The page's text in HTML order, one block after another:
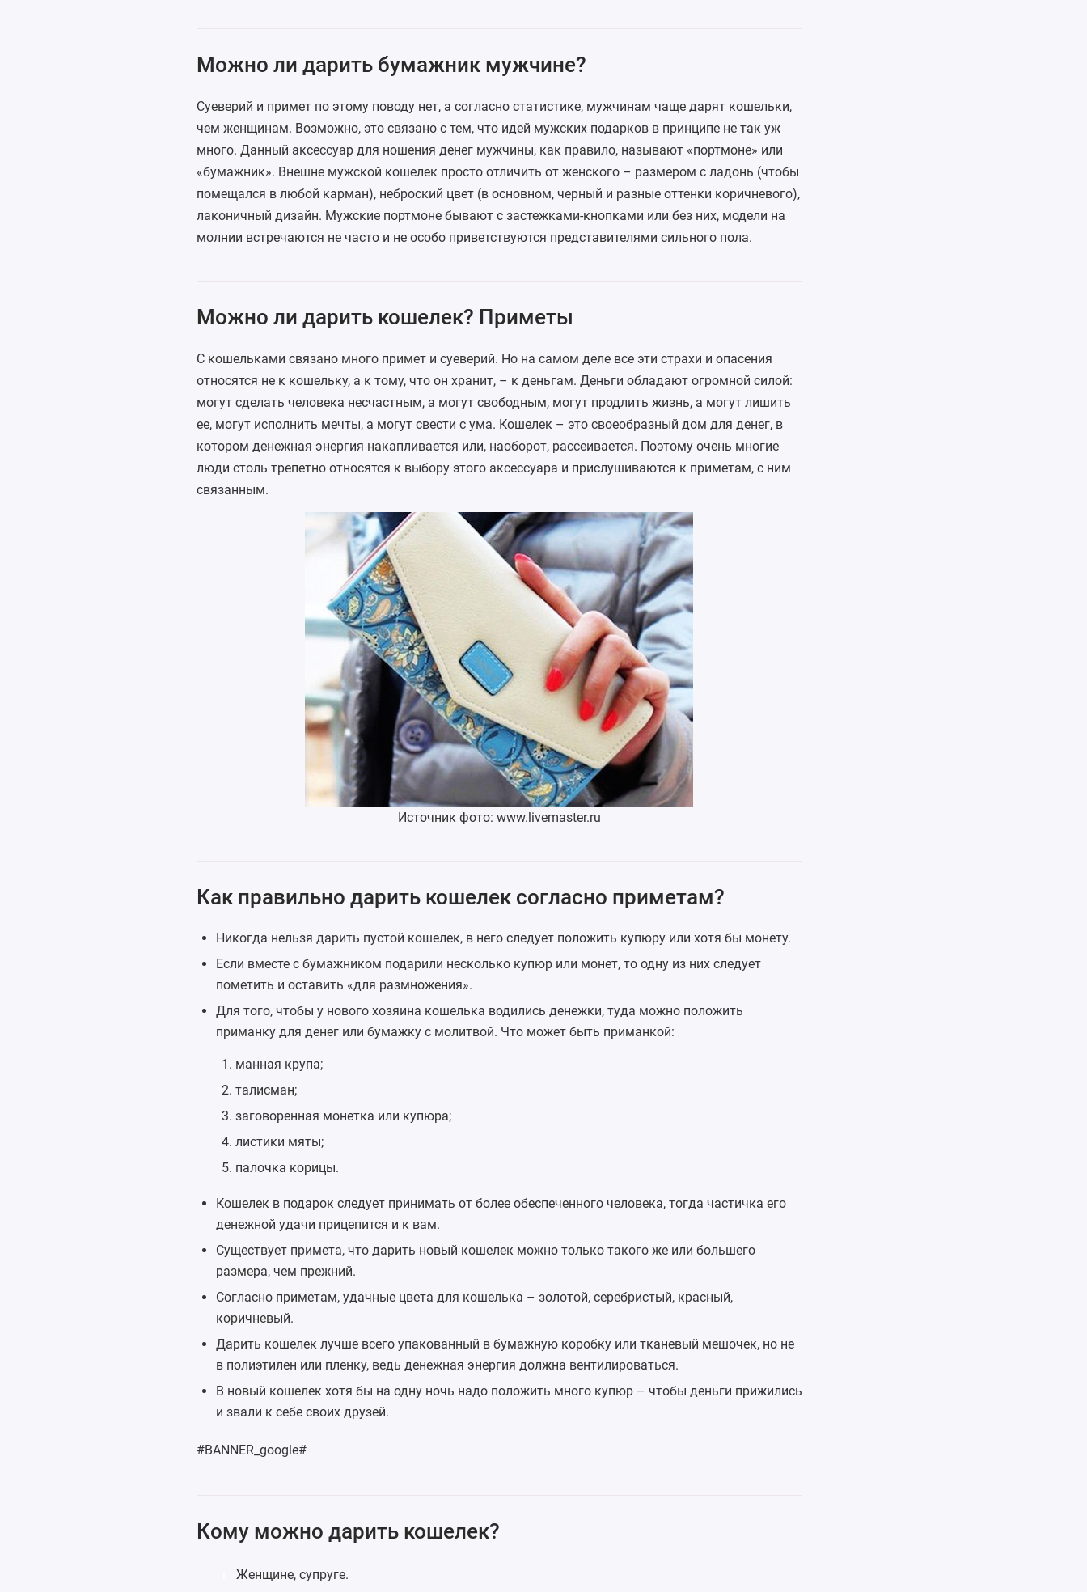
Можно ли дарить бумажник мужчине?
Суеверий и примет по этому поводу нет, а согласно статистике, мужчинам чаще дарят кошельки,
чем женщинам. Возможно, это связано с тем, что идей мужских подарков в принципе не так уж
много. Данный аксессуар для ношения денег мужчины, как правило, называют «портмоне» или
«бумажник». Внешне мужской кошелек просто отличить от женского – размером с ладонь (чтобы
помещался в любой карман), неброский цвет (в основном, черный и разные оттенки коричневого),
лаконичный дизайн. Мужские портмонебывают с застежками-кнопками или без них, модели на
молнии встречаются не часто и не особо приветствуются представителями сильного пола.
Можно ли дарить кошелек? Приметы
С кошельками связано много примет и суеверий. Но на самом деле все эти страхи и опасения
относятся не к кошельку, а к тому, что он хранит, – к деньгам. Деньги обладают огромной силой:
могут сделать человека несчастным, а могут свободным, могут продлить жизнь, а могут лишить
ее, могут исполнить мечты, а могут свести с ума. Кошелек – это своеобразный дом для денег, в
котором денежная энергия накапливается или, наоборот, рассеивается. Поэтому очень многие
люди столь трепетно относятся к выбору этого аксессуара и прислушиваются к приметам, с ним
связанным.
Источник фото: www.livemaster.ru
Как правильно дарить кошелек согласно приметам?
Никогда нельзя дарить пустой кошелек, в него следует положить купюру или хотя бы монету.
Если вместе с бумажником подарили несколько купюр или монет, то одну из них следует
пометить и оставить «для размножения».
Для того, чтобы у нового хозяина кошелька водились денежки, туда можно положить
приманку для денег или бумажку с молитвой. Что может быть приманкой:
манная крупа;
талисман;
заговоренная монетка или купюра;
листики мяты;
палочка корицы.
Кошелек в подарок следует принимать от более обеспеченного человека, тогда частичка его
денежной удачи прицепится и к вам.
Существует примета, что дарить новый кошелек можно только такого же или большего
размера, чем прежний.
Согласно приметам, удачные цвета для кошелька – золотой, серебристый, красный,
коричневый.
Дарить кошелек лучше всего упакованный в бумажную коробку или тканевый мешочек, но не
в полиэтилен или пленку, ведь денежная энергия должна вентилироваться.
В новый кошелек хотя бы на одну ночь надо положить много купюр – чтобы деньги прижились
и звали к себе своих друзей.
#BANNER_google#
Кому можно дарить кошелек?
Женщине,супруге.